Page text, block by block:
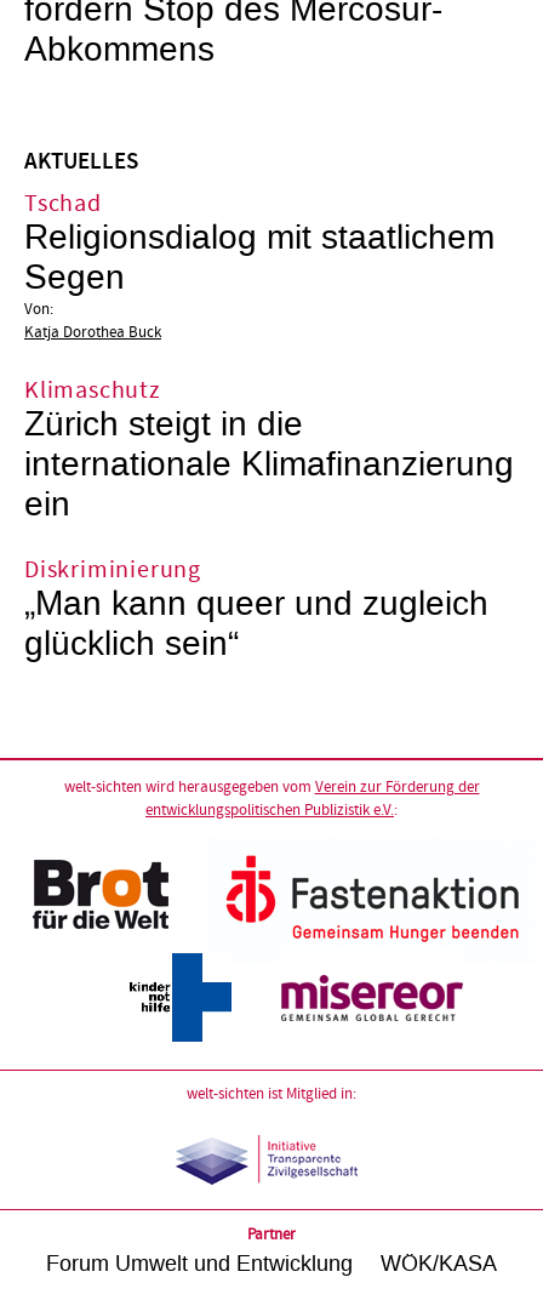
fordern Stop des Mercosur-
Abkommens
AKTUELLES
Tschad
Religionsdialog mit staatlichem
Segen
Von:
Katja Dorothea Buck
Klimaschutz
Zürich steigt in die
internationale Klimafinanzierung
ein
Diskriminierung
„Man kann queer und zugleich
glücklich sein“
welt-sichten wird herausgegeben vom Verein zur Förderung der
entwicklungspolitischen Publizistik e.V.:
welt-sichten ist Mitglied in:
Partner
Forum Umwelt und Entwicklung WÖK/KASA